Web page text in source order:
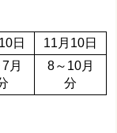
日
11月10日
月
8～10月
分